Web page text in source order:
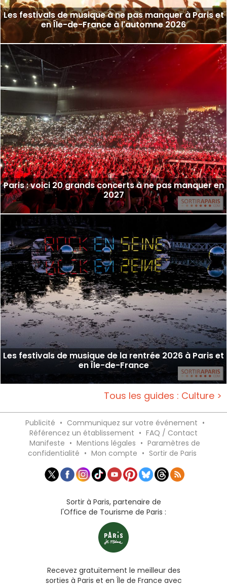
Les festivals de musique à ne pas manquer à Paris et
en Île-de-France à l'automne 2026
Paris : voici 20 grands concerts à ne pas manquer en
2027
Les festivals de musique de la rentrée 2026 à Paris et
en Île-de-France
Tous les guides : Culture >
Publicité • Communiquez sur votre événement •
Référencez un établissement • FAQ / Contact
Manifeste • Mentions légales • Paramètres de
confidentialité • Mon compte • Sortir de Paris
Sortir à Paris, partenaire de
l'Office de Tourisme de Paris :
Recevez gratuitement le meilleur des
sorties à Paris et en Île de France avec